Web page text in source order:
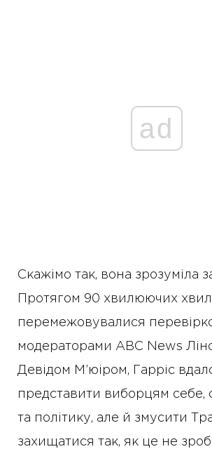
ad
Скажімо так, вона зрозуміла
Протягом 90 хвилюючих
перемежовувалися
модераторами ABC News
Девідом М’юіром, Гарріс
представити виборцям себе,
та політику, але й змусити
захищатися так, як це не